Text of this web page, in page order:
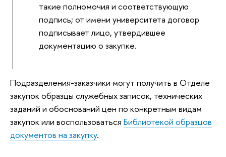
такие полномочия и соответствующую
подпись; от имени университета договор
подписывает лицо, утвердившее
документацию о закупке.
Подразделения-заказчики могут получить в Отделе
закупок образцы служебных записок, технических
заданий и обоснований цен по конкретным видам
закупок или воспользоваться Библиотекой образцов
документов на закупку.